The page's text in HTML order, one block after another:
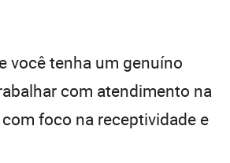
você tenha um genuíno
com atendimento na
foco na receptividade e